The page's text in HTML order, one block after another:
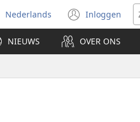
Taal
selecteren
Nederlands Inloggen
(opent
nieuw
venster)
NIEUWS OVER ONS